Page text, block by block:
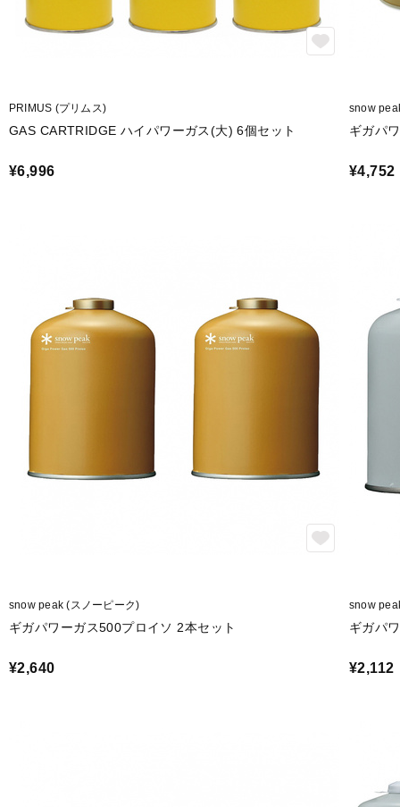
PRIMUS (プリムス)
GAS CARTRIDGE ハイパワーガス(大) 6個セット
¥6,996
snow
ギガパ
¥4,752
snow peak (スノーピーク)
ギガパワーガス500プロイソ 2本セット
¥2,640
snow
ギガパ
¥2,112